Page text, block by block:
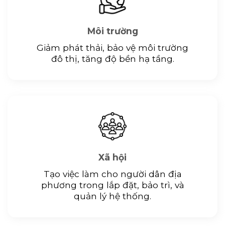
Môi trường
Giảm phát thải, bảo vệ môi trường
đô thị, tăng độ bền hạ tầng.
Xã hội
Tạo việc làm cho người dân địa
phương trong lắp đặt, bảo trì, và
quản lý hệ thống.